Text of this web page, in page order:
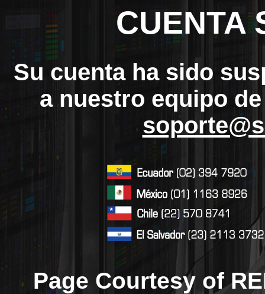
CUENTA
Su cuenta ha sido
a nuestro equipo
Page Courtesy of